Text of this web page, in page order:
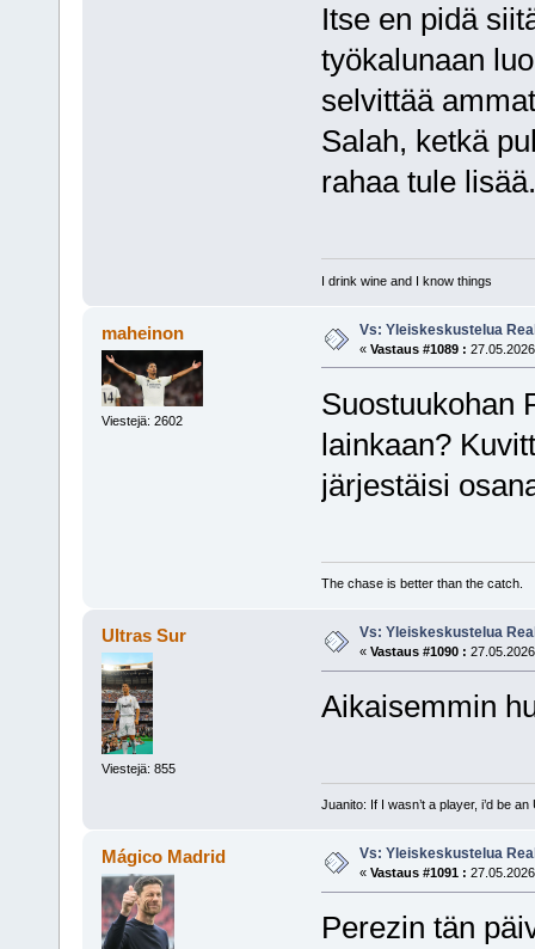
Itse en pidä
työkalunaan
selvittää
Salah, ketkä
rahaa tule lisää.
I drink wine and I know things
maheinon
Viestejä: 2602
Vs: Yleiskeskustelua
« Vastaus #1089 :
Suostuukohan
lainkaan?
järjestäisi
The chase is better than the catch.
Ultras Sur
Viestejä: 855
Vs: Yleiskeskustelua
« Vastaus #1090 :
Aikaisemmin
Juanito: If I wasn’t a player, i’d be an
Mágico Madrid Vs: Yleiskeskustelua
« Vastaus #1091 :
Perezin tän